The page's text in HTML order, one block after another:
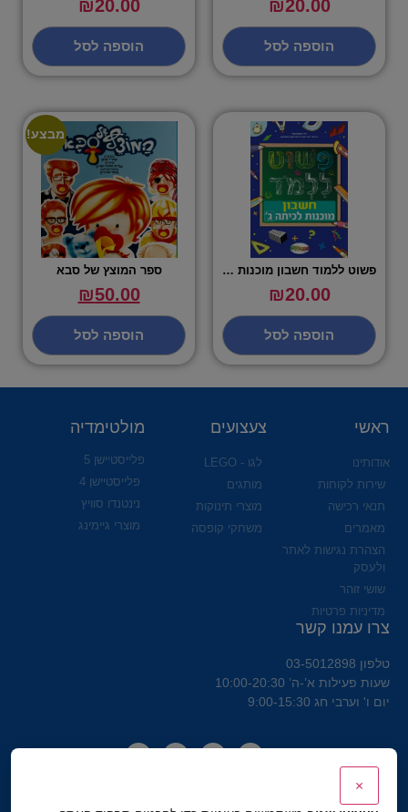
₪20.00
הוספה לסל
₪20.00
הוספה לסל
פשוט ללמוד חשבון מוכנות לכיתה ג
₪20.00
הוספה לסל
מבצע!
ספר המוצץ של סבא
₪50.00
הוספה לסל
ראשי
אודותינו
שירות לקוחות
תנאי רכישה
מאמרים
הצהרת נגישות לאתר
ולעסק
שושי זוהר
מדיניות פרטיות
צעצועים
לגו - LEGO
מותגים
מוצרי תינוקות
משחקי קופסה
מולטימדיה
פלייסטיישן 5
פלייסטיישן 4
נינטנדו סוויץ
מוצרי גיימינג
צרו עמנו קשר
טלפון 03-5012898
שעות פעילות א’-ה’ 10:00-20:30
יום ו' וערבי חג 9:00-15:30
×